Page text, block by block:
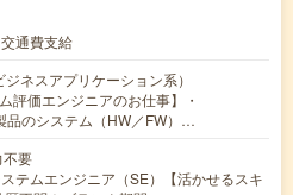
通費支給
ネスアプリケーション系）
評価エンジニアのお仕事】・
品のシステム（HW／FW）…
不要
ステムエンジニア（SE）【活かせるスキ